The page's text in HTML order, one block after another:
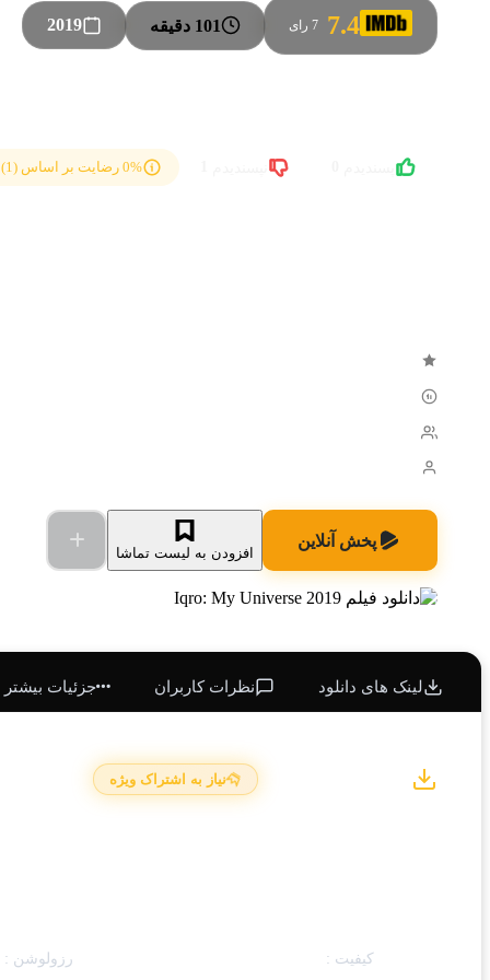
7.4 7 رای 101 دقیقه 2019
0% رضایت بر اساس (1) رای کاربران
پخش آنلاین
افزودن به لیست تماشا
لینک های دانلود نظرات کاربران جزئیات بیشتر
نیاز به اشتراک ویژه
کیفیت : رزولوشن :